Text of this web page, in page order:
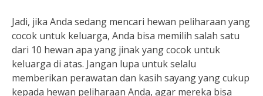
Jadi, jika Anda sedang mencari hewan peliharaan yang
cocok untuk keluarga, Anda bisa memilih salah satu
dari 10 hewan apa yang jinak yang cocok untuk
keluarga di atas. Jangan lupa untuk selalu
memberikan perawatan dan kasih sayang yang cukup
kepada hewan peliharaan Anda, agar mereka bisa